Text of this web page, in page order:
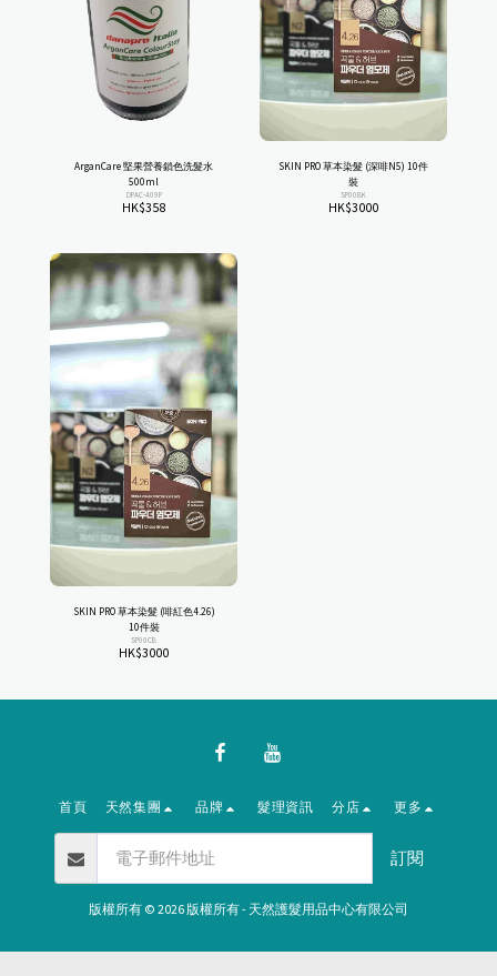
ArganCare 堅果營養鎖色洗髮水
500ml
DPAC-409P
HK$358
SKIN PRO 草本染髮 (深啡N5) 10件
裝
SP00BK
HK$3000
SKIN PRO 草本染髮 (啡紅色4.26)
10件裝
SP00CB
HK$3000
首頁 天然集團 品牌 髮理資訊 分店 更多
訂閱
版權所有 © 2026 版權所有 - 天然護髮用品中心有限公司